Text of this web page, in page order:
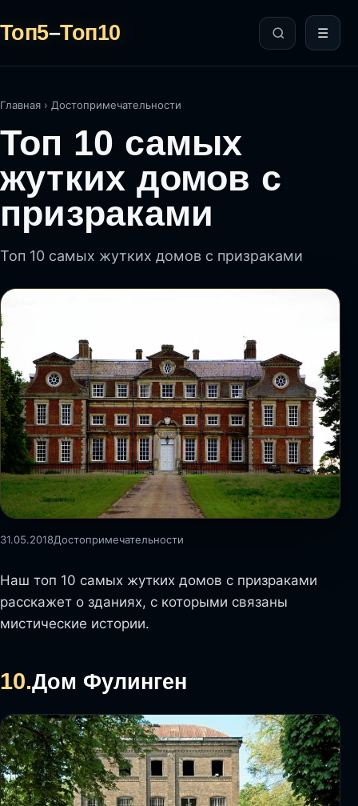
Топ5–Топ10 ☰
Главная › Достопримечательности
Топ 10 самых
жутких домов с
призраками
Топ 10 самых жутких домов с призраками
31.05.2018Достопримечательности
Наш топ 10 самых жутких домов с призраками
расскажет о зданиях, с которыми связаны
мистические истории.
10.Дом Фулинген